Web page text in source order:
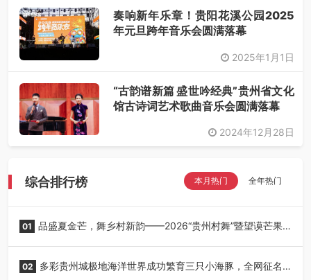
奏响新年乐章！贵阳花溪公园2025
年元旦跨年音乐会圆满落幕
2025年1月1日
“古韵谱新篇 盛世吟经典”贵州省文化
馆古诗词艺术歌曲音乐会圆满落幕
2024年12月28日
综合排行榜 本月热门 全年热门
01 品盛夏金芒，舞乡村新韵——2026“贵州村舞”暨望谟芒果
02 多彩贵州城极地海洋世界成功繁育三只小海豚，全网征名